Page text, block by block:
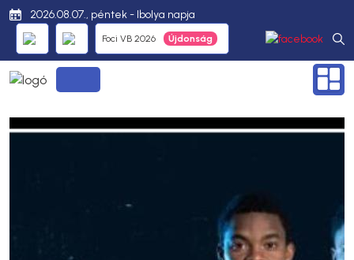
2026.08.07., péntek - Ibolya napja
Foci VB 2026